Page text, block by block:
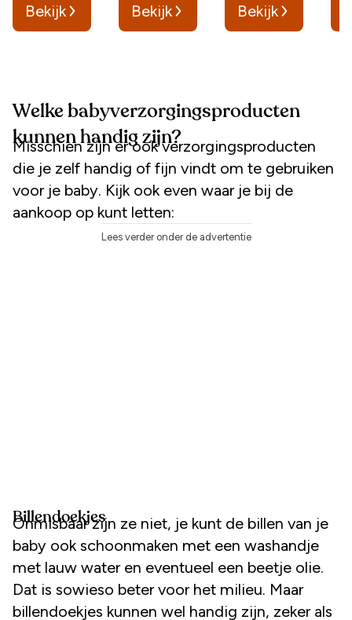
Bekijk
Bekijk
Bekijk
Welke babyverzorgingsproducten
kunnen handig zijn?
Misschien zijn er ook verzorgingsproducten
die je zelf handig of fijn vindt om te gebruiken
voor je baby. Kijk ook even waar je bij de
aankoop op kunt letten:
Lees verder onder de advertentie
Billendoekjes
Onmisbaar zijn ze niet, je kunt de billen van je
baby ook schoonmaken met een washandje
met lauw water en eventueel een beetje olie.
Dat is sowieso beter voor het milieu. Maar
billendoekjes kunnen wel handig zijn, zeker als